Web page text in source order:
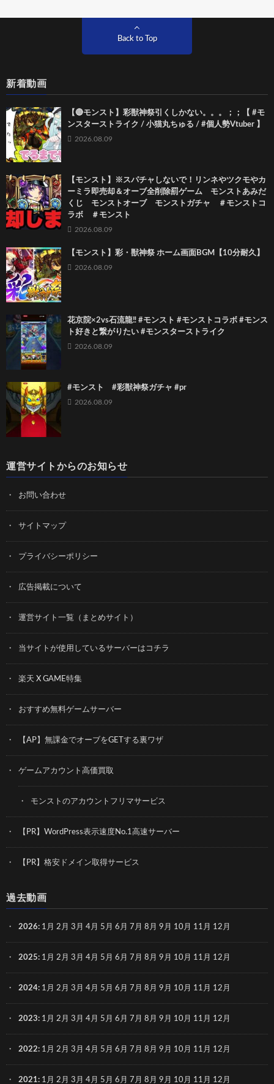
Back to Top
新着動画
【🔴モンスト】彩獣神祭引くしかない。。。；；【 #モ
ンスターストライク / 小猫丸ちゅる / #個人勢Vtuber 】
2026.08.09
【モンスト】※スパチャしないで！リンネやツクモやカ
ーミラ即売却＆オーブ全削除罰ゲーム モンストあみだ
くじ モンストオーブ モンストガチャ ＃モンストコ
ラボ ＃モンスト
2026.08.09
【モンスト】彩・獣神祭 ホーム画面BGM【10分耐久】
2026.08.09
花京院×2vs石流龍‼️ #モンスト #モンストコラボ #モンス
ト好きと繋がりたい #モンスターストライク
2026.08.09
#モンスト #彩獣神祭ガチャ #pr
2026.08.09
運営サイトからのお知らせ
お問い合わせ
サイトマップ
プライバシーポリシー
広告掲載について
運営サイト一覧（まとめサイト）
当サイトが使用しているサーバーはコチラ
楽天 X GAME特集
おすすめ無料ゲームサーバー
【AP】無課金でオーブをGETする裏ワザ
ゲームアカウント高価買取
モンストのアカウントフリマサービス
【PR】WordPress表示速度No.1高速サーバー
【PR】格安ドメイン取得サービス
過去動画
2026: 1月 2月 3月 4月 5月 6月 7月 8月 9月 10月 11月 12月
2025: 1月 2月 3月 4月 5月 6月 7月 8月 9月 10月 11月 12月
2024: 1月 2月 3月 4月 5月 6月 7月 8月 9月 10月 11月 12月
2023: 1月 2月 3月 4月 5月 6月 7月 8月 9月 10月 11月 12月
2022: 1月 2月 3月 4月 5月 6月 7月 8月 9月 10月 11月 12月
2021: 1月 2月 3月 4月 5月 6月 7月 8月 9月 10月 11月 12月